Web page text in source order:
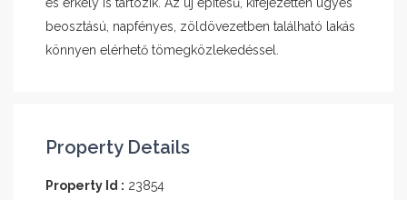
beosztású, napfényes, zöldövezetben található lakás
könnyen elérhető tömegközlekedéssel.
Property Details
Property Id : 23854